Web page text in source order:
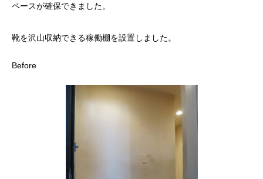
ペースが確保できました。
靴を沢山収納できる稼働棚を設置しました。
Before